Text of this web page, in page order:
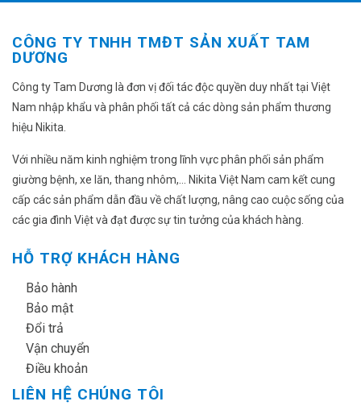
CÔNG TY TNHH TMĐT SẢN XUẤT TAM
DƯƠNG
Công ty Tam Dương là đơn vị đối tác độc quyền duy nhất tại Việt
Nam nhập khẩu và phân phối tất cả các dòng sản phẩm thương
hiệu Nikita.
Với nhiều năm kinh nghiệm trong lĩnh vực phân phối sản phẩm
giường bệnh, xe lăn, thang nhôm,... Nikita Việt Nam cam kết cung
cấp các sản phẩm dẫn đầu về chất lượng, nâng cao cuộc sống của
các gia đình Việt và đạt được sự tin tưởng của khách hàng.
HỖ TRỢ KHÁCH HÀNG
Bảo hành
Bảo mật
Đổi trả
Vận chuyển
Điều khoản
LIÊN HỆ CHÚNG TÔI